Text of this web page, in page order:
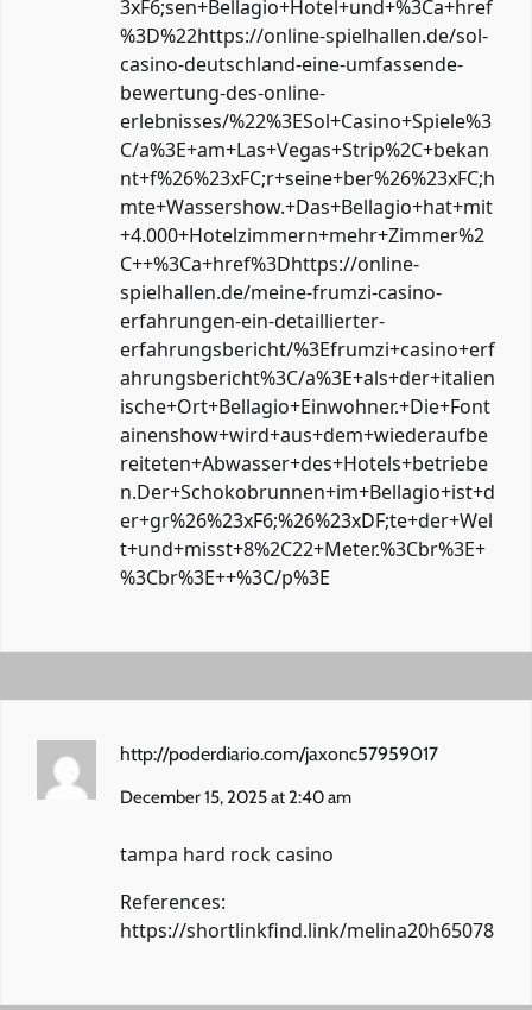
3xF6;sen+Bellagio+Hotel+und+%3Ca+href
%3D%22https://online-spielhallen.de/sol-
casino-deutschland-eine-umfassende-
bewertung-des-online-
erlebnisses/%22%3ESol+Casino+Spiele%3
C/a%3E+am+Las+Vegas+Strip%2C+bekan
nt+f%26%23xFC;r+seine+ber%26%23xFC;h
mte+Wassershow.+Das+Bellagio+hat+mit
+4.000+Hotelzimmern+mehr+Zimmer%2
C++%3Ca+href%3Dhttps://online-
spielhallen.de/meine-frumzi-casino-
erfahrungen-ein-detaillierter-
erfahrungsbericht/%3Efrumzi+casino+erf
ahrungsbericht%3C/a%3E+als+der+italien
ische+Ort+Bellagio+Einwohner.+Die+Font
ainenshow+wird+aus+dem+wiederaufbe
reiteten+Abwasser+des+Hotels+betriebe
n.Der+Schokobrunnen+im+Bellagio+ist+d
er+gr%26%23xF6;%26%23xDF;te+der+Wel
t+und+misst+8%2C22+Meter.%3Cbr%3E+
%3Cbr%3E++%3C/p%3E
http://poderdiario.com/jaxonc57959017
December 15, 2025 at 2:40 am
tampa hard rock casino
References:
https://shortlinkfind.link/melina20h65078